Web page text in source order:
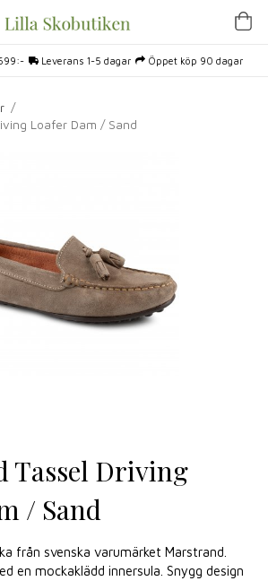
Leverans 1-5 dagar Öppet köp 90 dagar
/
Loafer Dam / Sand
Tassel Driving
/ Sand
från svenska varumärket Marstrand.
en mockaklädd innersula. Snygg design